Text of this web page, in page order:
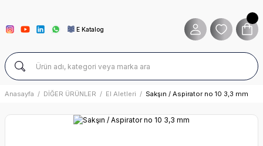
E Katalog
Anasayfa DİĞER ÜRÜNLER El Aletleri Sakşın / Aspirator no 10 3,3 mm